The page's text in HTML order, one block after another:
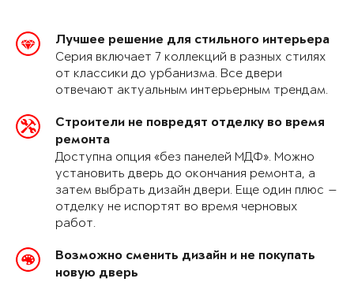
Лучшее решение для стильного интерьера
Серия включает 7 коллекций в разных стилях
от классики до урбанизма. Все двери
отвечают актуальным интерьерным трендам.
Строители не повредят отделку во время
ремонта
Доступна опция «без панелей МДФ». Можно
установить дверь до окончания ремонта, а
затем выбрать дизайн двери. Еще один плюс —
отделку не испортят во время черновых
работ.
Возможно сменить дизайн и не покупать
новую дверь